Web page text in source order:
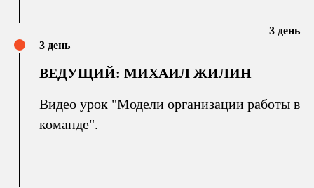
3 день
3 день
ВЕДУЩИЙ: МИХАИЛ ЖИЛИН
Видео урок "Модели организации работы в
команде".